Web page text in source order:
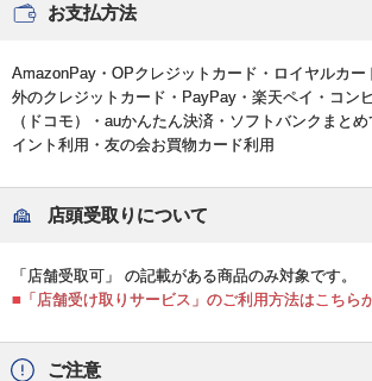
お支払方法
AmazonPay・OPクレジットカード・ロイヤルカー
外のクレジットカード・PayPay・楽天ペイ・コン
（ドコモ）・auかんたん決済・ソフトバンクまと
イント利用・友の会お買物カード利用
店頭受取りについて
「店舗受取可」 の記載がある商品のみ対象です。
■「店舗受け取りサービス」のご利用方法はこちらか
ご注意